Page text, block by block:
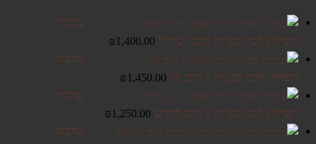
ערכת
תפילין לבר מצווה דגם 'שחר'
₪1,400.00
ערכת
תפילין לבר מצווה - דגם חן
₪1,450.00
ערכת
תפילין לבר מצווה - דגם חורש
₪1,250.00
ערכת